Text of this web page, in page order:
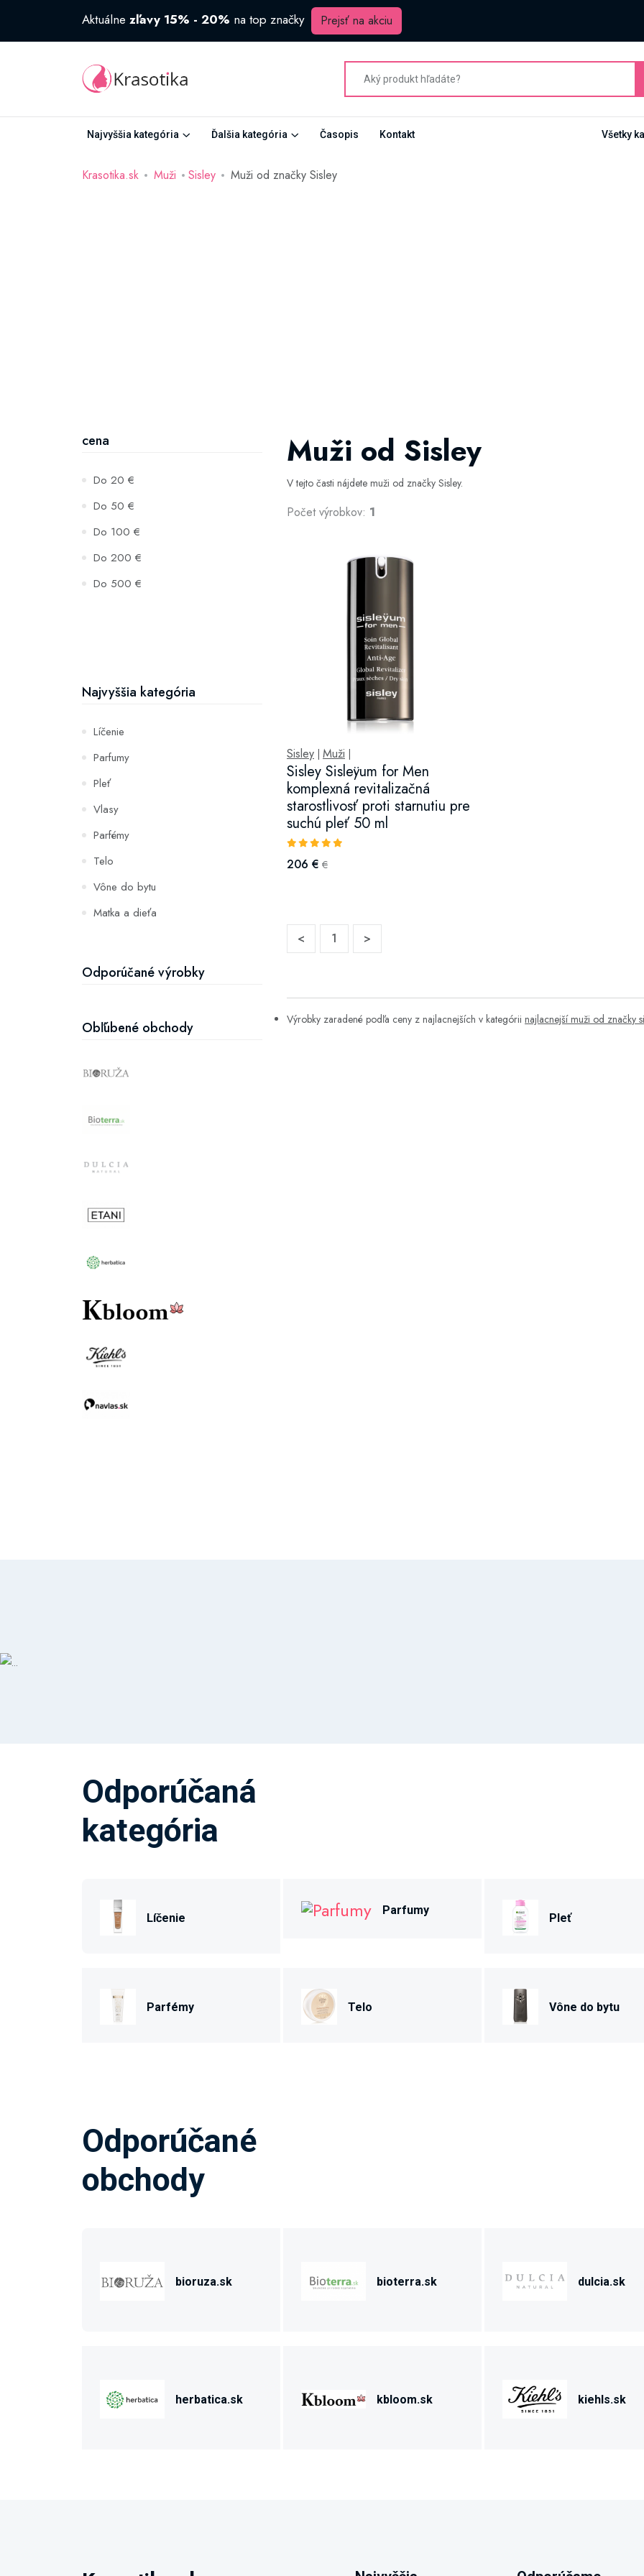
Aktuálne zľavy 15% - 20% na top značky Prejsť na akciu
Najvyššia kategória Ďalšia kategória Časopis Kontakt Všetky
Krasotika.sk Muži Sisley Muži od značky Sisley
cena
Do 20 €
Do 50 €
Do 100 €
Do 200 €
Do 500 €
Najvyššia kategória
Líčenie
Parfumy
Pleť
Vlasy
Parfémy
Telo
Vône do bytu
Matka a dieťa
Hydratácia a výživa pleti
Odporúčané výrobky
Obľúbené obchody
Muži od Sisley
V tejto časti nájdete muži od značky Sisley.
Počet výrobkov: 1
Sisley Muži
Sisley Sisleÿum for Men
komplexná revitalizačná
starostlivosť proti starnutiu pre
suchú pleť 50 ml
206 € €
< 1 >
Výrobky zaradené podľa ceny z najlacnejších v kategórii najlacnejší muži od značky
Odporúčaná
kategória
Líčenie
Parfumy
Pleť
Parfémy Telo Vône do bytu
Odporúčané
obchody
bioruza.sk bioterra.sk dulcia.sk
herbatica.sk kbloom.sk kiehls.sk